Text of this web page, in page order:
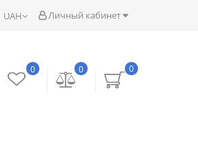
Личный кабинет
UAH
0
0
0